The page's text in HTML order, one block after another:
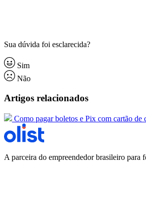
Sua dúvida foi esclarecida?
Sim
Não
Artigos relacionados
Como pagar boletos e Pix com cartão de
A parceira do empreendedor brasileiro para